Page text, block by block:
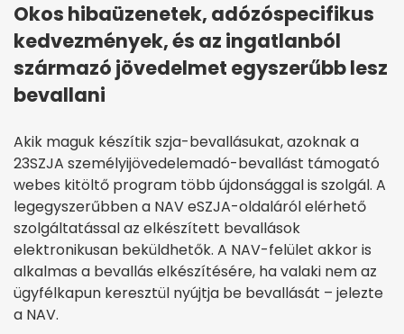
Okos hibaüzenetek, adózóspecifikus
kedvezmények, és az ingatlanból
származó jövedelmet egyszerűbb lesz
bevallani
Akik maguk készítik szja-bevallásukat, azoknak a
23SZJA személyijövedelemadó-bevallást támogató
webes kitöltő program több újdonsággal is szolgál. A
legegyszerűbben a NAV eSZJA-oldaláról elérhető
szolgáltatással az elkészített bevallások
elektronikusan beküldhetők. A NAV-felület akkor is
alkalmas a bevallás elkészítésére, ha valaki nem az
ügyfélkapun keresztül nyújtja be bevallását – jelezte
a NAV.